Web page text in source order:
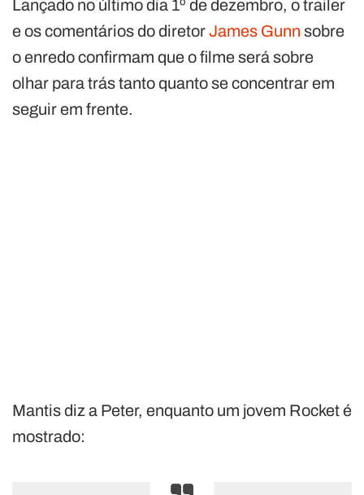
Lançado no último dia 1º de dezembro, o trailer
e os comentários do diretorJames Gunn sobre
o enredo confirmam que o filme será sobre
olhar para trás tanto quanto se concentrar em
seguir em frente.
Mantis diz a Peter, enquanto um jovem Rocket é
mostrado: